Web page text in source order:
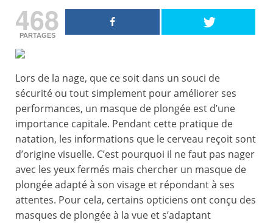
468
PARTAGES
Lors de la nage, que ce soit dans un souci de
sécurité ou tout simplement pour améliorer ses
performances, un masque de plongée est d’une
importance capitale. Pendant cette pratique de
natation, les informations que le cerveau reçoit sont
d’origine visuelle. C’est pourquoi il ne faut pas nager
avec les yeux fermés mais chercher un masque de
plongée adapté à son visage et répondant à ses
attentes. Pour cela, certains opticiens ont conçu des
masques de plongée à la vue et s’adaptant